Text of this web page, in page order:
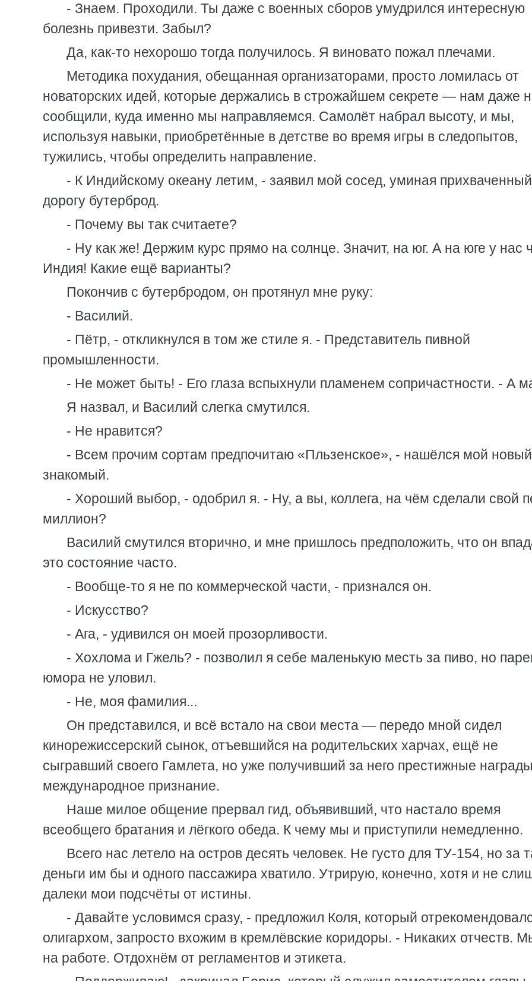
- Знаем. Проходили. Ты даже с военных сборов умудрился интересную
болезнь привезти. Забыл?
Да, как-то нехорошо тогда получилось. Я виновато пожал плечами.
Методика похудания, обещанная организаторами, просто ломилась от
новаторских идей, которые держались в строжайшем секрете — нам даже
сообщили, куда именно мы направляемся. Самолёт набрал высоту, и мы,
используя навыки, приобретённые в детстве во время игры в следопытов,
тужились, чтобы определить направление.
- К Индийскому океану летим, - заявил мой сосед, уминая
дорогу бутерброд.
- Почему вы так считаете?
- Ну как же! Держим курс прямо на солнце. Значит, на юг. А на юге у нас
Индия! Какие ещё варианты?
Покончив с бутербродом, он протянул мне руку:
- Василий.
- Пётр, - откликнулся в том же стиле я. - Представитель пивной
промышленности.
- Не может быть! - Его глаза вспыхнули пламенем сопричастности. - А
Я назвал, и Василий слегка смутился.
- Не нравится?
- Всем прочим сортам предпочитаю «Пльзенское», - нашёлся мой новый
знакомый.
- Хороший выбор, - одобрил я. - Ну, а вы, коллега, на чём сделали свой
миллион?
Василий смутился вторично, и мне пришлось предположить, что он
это состояние часто.
- Вообще-то я не по коммерческой части, - признался он.
- Искусство?
- Ага, - удивился он моей прозорливости.
- Хохлома и Гжель? - позволил я себе маленькую месть за пиво, но
юмора не уловил.
- Не, моя фамилия...
Он представился, и всё встало на свои места — передо мной сидел
кинорежиссерский сынок, отъевшийся на родительских харчах, ещё не
сыгравший своего Гамлета, но уже получивший за него престижные
международное признание.
Наше милое общение прервал гид, объявивший, что настало время
всеобщего братания и лёгкого обеда. К чему мы и приступили немедленно.
Всего нас летело на остров десять человек. Не густо для ТУ-154, но за
деньги им бы и одного пассажира хватило. Утрирую, конечно, хотя и не
далеки мои подсчёты от истины.
- Давайте условимся сразу, - предложил Коля, который
олигархом, запросто вхожим в кремлёвские коридоры. - Никаких отчеств.
на работе. Отдохнём от регламентов и этикета.